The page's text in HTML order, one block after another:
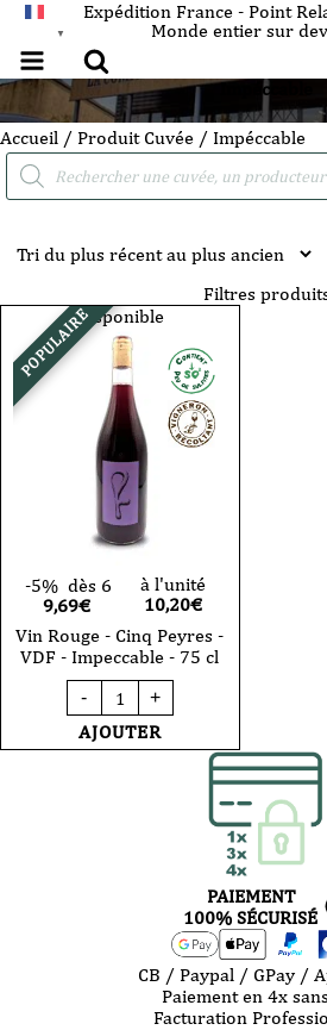
▼
Expédition France - Point
Monde entier sur
Impéccable
Accueil / Produit Cuvée / Impéccable
Recherche
Filtres
POPULAIREDisponible
-5% dès 6
9,69€
à l'unité
10,20€
Vin Rouge - Cinq Peyres -
VDF - Impeccable - 75 cl
-
quantité
de
Vin
Rouge
+
AJOUTER
PAIEMENT
100% SÉCURISÉ
CB / Paypal / GPay /
Paiement en 4x
Facturation